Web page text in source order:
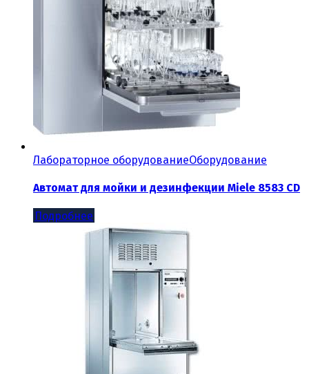
Лабораторное оборудованиеОборудование
Автомат для мойки и дезинфекции Miele 8583 CD
Подробнее